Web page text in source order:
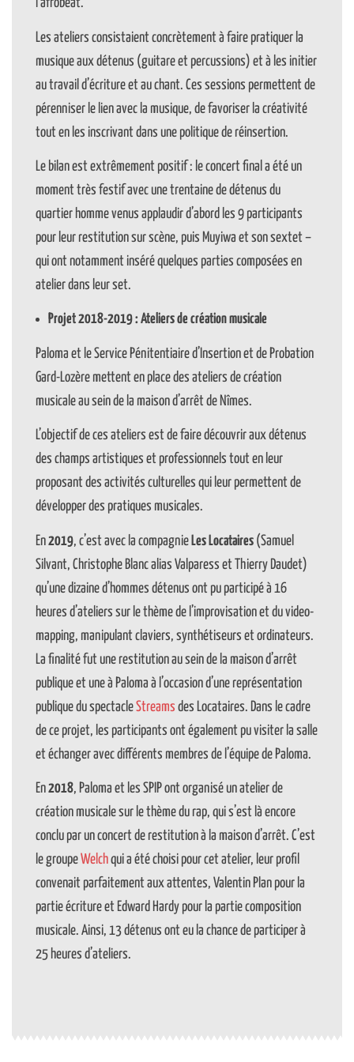
l’afrobeat.
Les ateliers consistaient concrètement à faire pratiquer la
musique aux détenus (guitare et percussions) et à les initier
au travail d’écriture et au chant. Ces sessions permettent de
pérenniser le lien avec la musique, de favoriser la créativité
tout en les inscrivant dans une politique de réinsertion.
Le bilan est extrêmement positif : le concert final a été un
moment très festif avec une trentaine de détenus du
quartier homme venus applaudir d’abord les 9 participants
pour leur restitution sur scène, puis Muyiwa et son sextet –
qui ont notamment inséré quelques parties composées en
atelier dans leur set.
Projet 2018-2019 : Ateliers de création musicale
Paloma et le Service Pénitentiaire d’Insertion et de Probation
Gard-Lozère mettent en place des ateliers de création
musicale au sein de la maison d’arrêt de Nîmes.
L’objectif de ces ateliers est de faire découvrir aux détenus
des champs artistiques et professionnels tout en leur
proposant des activités culturelles qui leur permettent de
développer des pratiques musicales.
En2019, c’est avec la compagnie Les Locataires (Samuel
Silvant, Christophe Blanc alias Valparess et Thierry Daudet)
qu’une dizaine d’hommes détenus ont pu participé à 16
heures d’ateliers sur le thème de l’improvisation et du video-
mapping, manipulant claviers, synthétiseurs et ordinateurs.
La finalité fut une restitution au sein de la maison d’arrêt
publique et une à Paloma à l’occasion d’une représentation
publique du spectacleStreams des Locataires. Dans le cadre
de ce projet, les participants ont également pu visiter la salle
et échanger avec différents membres de l’équipe de Paloma.
En2018, Paloma et les SPIP ont organisé un atelier de
création musicale sur le thème du rap, qui s’est là encore
conclu par un concert de restitution à la maison d’arrêt. C’est
le groupeWelchqui a été choisi pour cet atelier, leur profil
convenait parfaitement aux attentes, Valentin Plan pour la
partie écriture et Edward Hardy pour la partie composition
musicale. Ainsi, 13 détenus ont eu la chance de participer à
25 heures d’ateliers.